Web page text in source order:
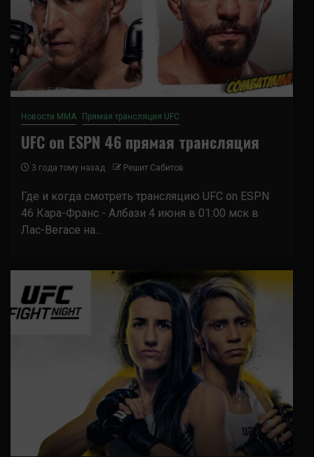
Новости ММА Прямая трансляция UFC
UFC on ESPN 46 прямая трансляция
3 года тому назад Решит Сабитов
Где и когда смотреть трансляцию UFC on ESPN
46 Кара-Франс - Албази 4 июня в 01:00 мск в
Лас-Вегасе на...